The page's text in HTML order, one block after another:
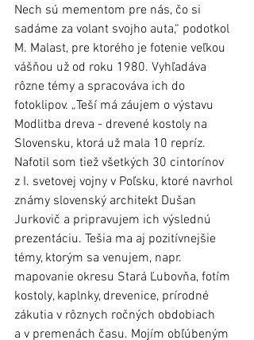
Nech sú mementom pre nás, čo si
sadáme za volant svojho auta,“ podotkol
M. Malast, pre ktorého je fotenie veľkou
vášňou už od roku 1980. Vyhľadáva
rôzne témy a spracováva ich do
fotoklipov. „Teší má záujem o výstavu
Modlitba dreva - drevené kostoly na
Slovensku, ktorá už mala 10 repríz.
Nafotil som tiež všetkých 30 cintorínov
z I. svetovej vojny v Poľsku, ktoré navrhol
známy slovenský architekt Dušan
Jurkovič a pripravujem ich výslednú
prezentáciu. Tešia ma aj pozitívnejšie
témy, ktorým sa venujem, napr.
mapovanie okresu Stará Ľubovňa, fotím
kostoly, kaplnky, drevenice, prírodné
zákutia v rôznych ročných obdobiach
a v premenách času. Mojím obľúbeným